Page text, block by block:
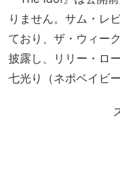
りません。サム・レ
ており、ザ・ウィー
披露し、リリー・ロ
七光り（ネポベイビ